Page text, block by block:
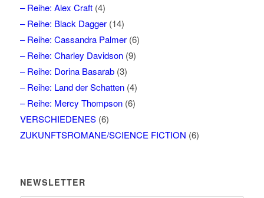
– Reihe: Alex Craft(4)
– Reihe: Black Dagger(14)
– Reihe: Cassandra Palmer(6)
– Reihe: Charley Davidson(9)
– Reihe: Dorina Basarab(3)
– Reihe: Land der Schatten(4)
– Reihe: Mercy Thompson(6)
VERSCHIEDENES(6)
ZUKUNFTSROMANE/SCIENCE FICTION (6)
NEWSLETTER